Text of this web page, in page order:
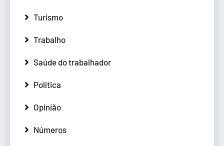
Turismo
Trabalho
Saúde do trabalhador
Política
Opinião
Números